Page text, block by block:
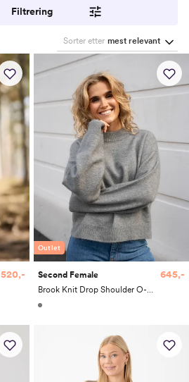
Filtrering
Sorter etter mest relevant
520,-
Outlet
Second Female
Brook Knit Drop Shoulder O-Neck
645,-